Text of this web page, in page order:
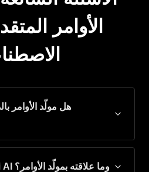
الأوامر
هل مولّد الأوامر
ما هو Google Gemini AI وما علاقته بمولّد الأوامر؟